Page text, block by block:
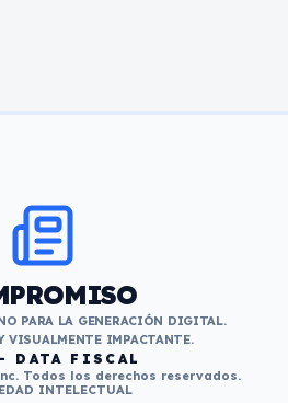
PARA LA GENERACIÓN DIGITAL.
VISUALMENTE IMPACTANTE.
DATA FISCAL
Todos los derechos reservados.
INTELECTUAL